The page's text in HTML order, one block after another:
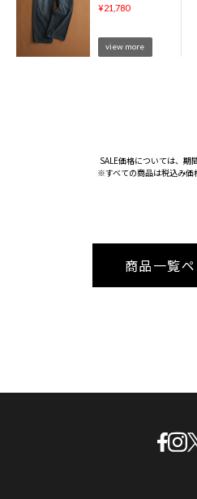
¥21,780
view more
SALE価格については、期
※すべての商品は税込み価
商品一覧